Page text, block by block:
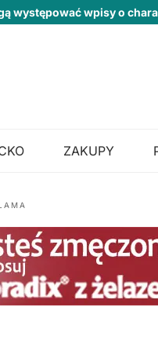
występować wpisy o
ZAKUPY